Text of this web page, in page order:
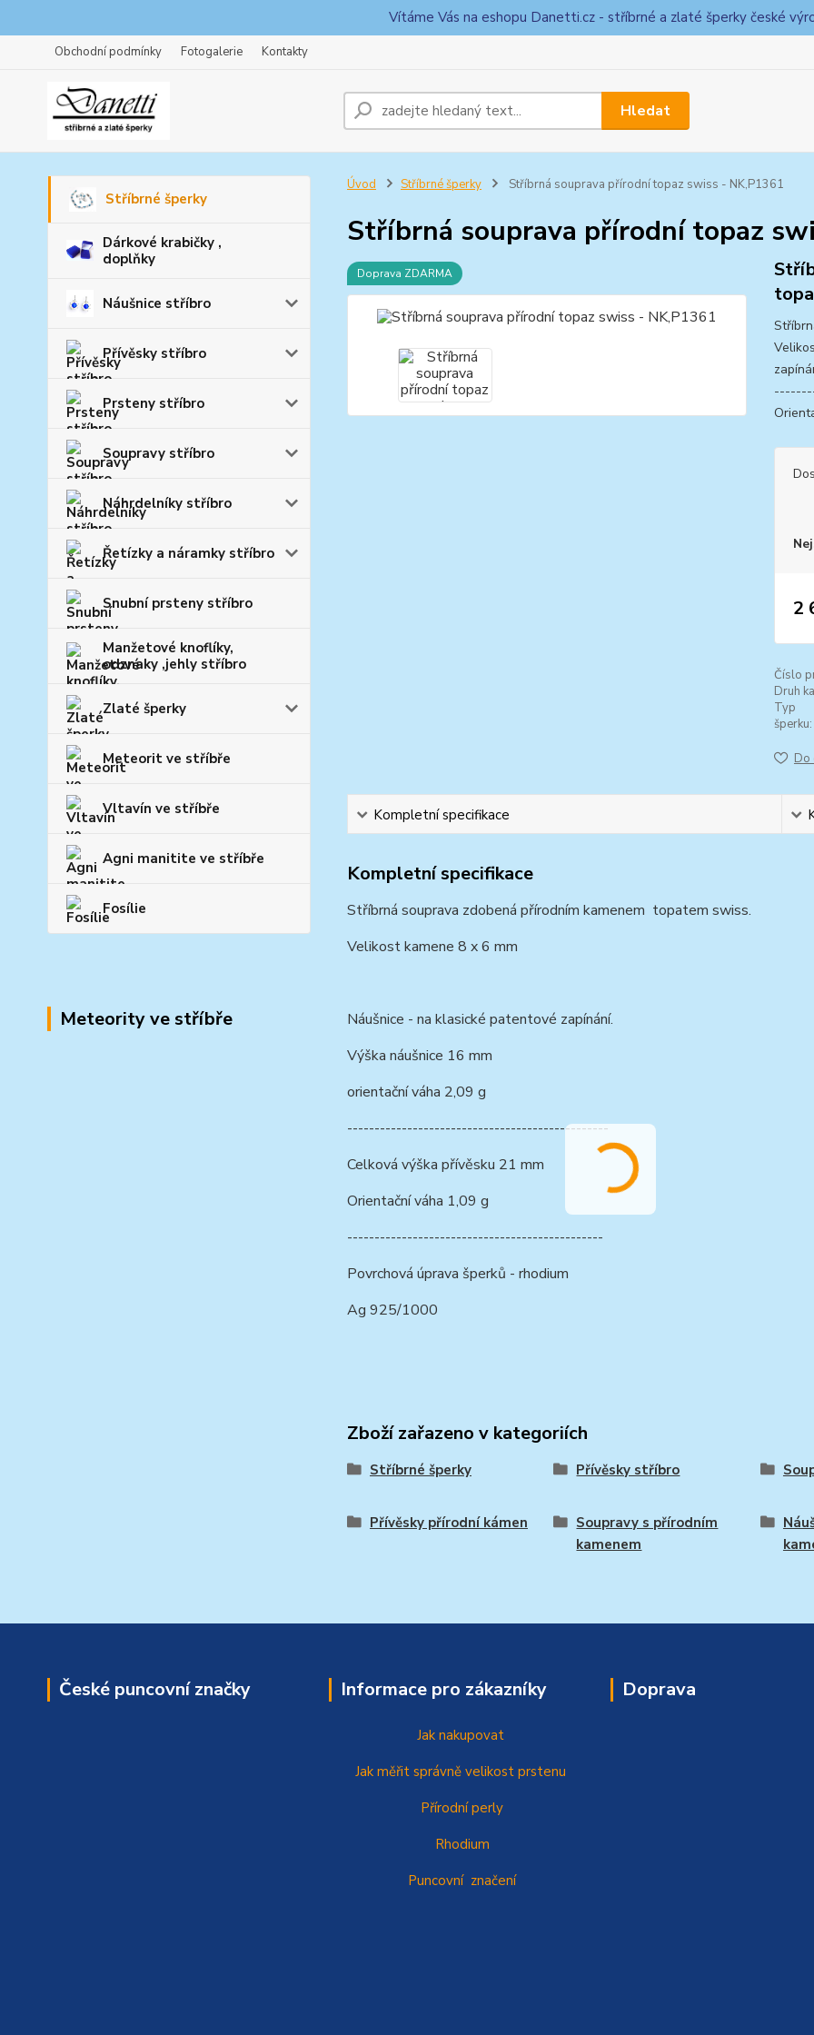
Vítáme Vás na eshopu Danetti.cz - stříbrné a zlaté šperky české
Obchodní podmínky Fotogalerie Kontakty
Hledat
Stříbrné šperky
Dárkové krabičky ,
doplňky
Náušnice stříbro
Přívěsky stříbro
Prsteny stříbro
Soupravy stříbro
Náhrdelníky stříbro
Řetízky a náramky stříbro
Snubní prsteny stříbro
Manžetové knoflíky,
odznaky ,jehly stříbro
Zlaté šperky
Meteorit ve stříbře
Vltavín ve stříbře
Agni manitite ve stříbře
Fosílie
Meteority ve stříbře
Úvod Stříbrné šperky Stříbrná souprava přírodní topaz swiss - NK,P1361
Stříbrná souprava přírodní topaz
Doprava ZDARMA
2
Číslo
Druh
Typ
šperku:
Do
Kompletní specifikace
Kompletní specifikace
Stříbrná souprava zdobená přírodním kamenem topatem swiss.
Velikost kamene 8 x 6 mm
Náušnice - na klasické patentové zapínání.
Výška náušnice 16 mm
orientační váha 2,09 g
------------------------------------------------
Celková výška přívěsku 21 mm
Orientační váha 1,09 g
-----------------------------------------------
Povrchová úprava šperků - rhodium
Ag 925/1000
Zboží zařazeno v kategoriích
Stříbrné šperky Přívěsky stříbro
Přívěsky přírodní kámen
Soupravy s přírodním
kamenem
České puncovní značky Informace pro zákazníky
Jak nakupovat
Jak měřit správněvelikost prstenu
Přírodní perly
Rhodium
Puncovní značení
Doprava